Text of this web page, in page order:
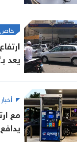
خاص
يعد
مع